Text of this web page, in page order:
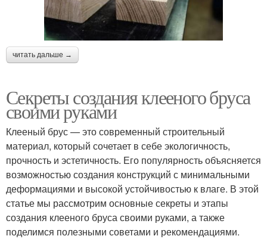
читать дальше →
Секреты создания клееного бруса
своими руками
Клееный брус — это современный строительный
материал, который сочетает в себе экологичность,
прочность и эстетичность. Его популярность объясняется
возможностью создания конструкций с минимальными
деформациями и высокой устойчивостью к влаге. В этой
статье мы рассмотрим основные секреты и этапы
создания клееного бруса своими руками, а также
поделимся полезными советами и рекомендациями.